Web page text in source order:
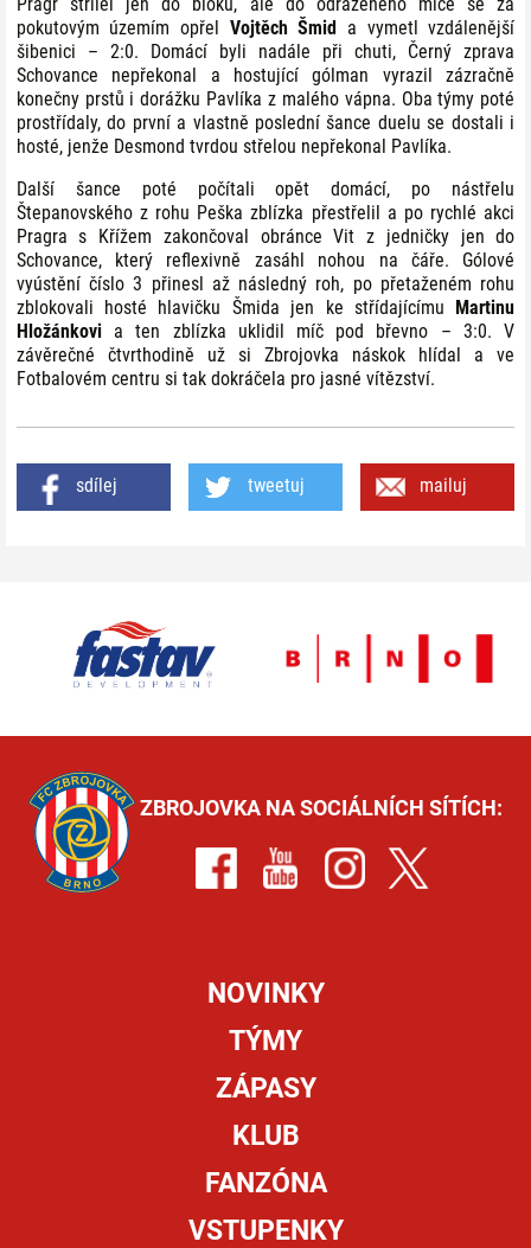
pokutovým územím opřel Vojtěch Šmid a vymetl vzdálenější
šibenici – 2:0. Domácí byli nadále při chuti, Černý zprava
Schovance nepřekonal a hostující gólman vyrazil zázračně
konečny prstů i dorážku Pavlíka z malého vápna. Oba týmy poté
prostřídaly, do první a vlastně poslední šance duelu se dostali i
hosté, jenže Desmond tvrdou střelou nepřekonal Pavlíka.
Další šance poté počítali opět domácí, po nástřelu
Štepanovského z rohu Peška zblízka přestřelil a po rychlé akci
Pragra s Křížem zakončoval obránce Vit z jedničky jen do
Schovance, který reflexivně zasáhl nohou na čáře. Gólové
vyústění číslo 3 přinesl až následný roh, po přetaženém rohu
zblokovali hosté hlavičku Šmida jen ke střídajícímu Martinu
Hložánkovia ten zblízka uklidil míč pod břevno – 3:0. V
závěrečné čtvrthodině už si Zbrojovka náskok hlídal a ve
Fotbalovém centru si tak dokráčela pro jasné vítězství.
sdílej tweetuj mailuj
ZBROJOVKA NA SOCIÁLNÍCH SÍTÍCH:
NOVINKY
TÝMY
ZÁPASY
KLUB
FANZÓNA
VSTUPENKY